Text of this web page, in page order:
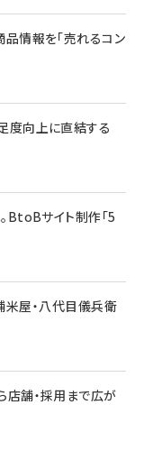
情報を「売れるコン
度向上に直結する
BtoBサイト制作「5
屋・八代目儀兵衛
店舗・採用まで広が